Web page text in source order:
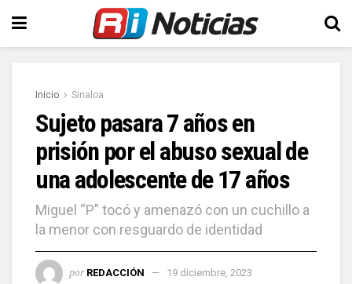
Inicio Sinaloa
Sujeto pasara 7 años en
prisión por el abuso sexual de
una adolescente de 17 años
Miguel “P” tocó y amenazó con un cuchillo a
la menor con resguardo de identidad
por REDACCIÓN 19 diciembre, 2023